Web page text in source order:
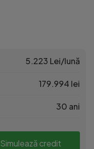
5.223 Lei/lună
179.994 lei
30 ani
Simulează credit